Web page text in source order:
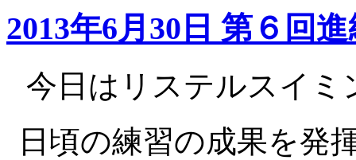
2013年6月30日 第６回
今日はリステルスイ
日頃の練習の成果を発